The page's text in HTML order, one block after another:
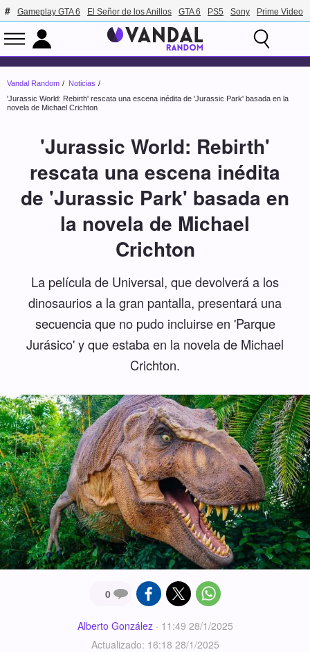
Gameplay GTA 6 El Señor de los Anillos GTA 6 PS5 Sony Prime Video
Vandal Random
Noticias
'Jurassic World: Rebirth' rescata una escena inédita de 'Jurassic Park' basada en la
novela de Michael Crichton
'Jurassic World: Rebirth'
rescata una escena inédita
de 'Jurassic Park' basada en
la novela de Michael
Crichton
La película de Universal, que devolverá a los
dinosaurios a la gran pantalla, presentará una
secuencia que no pudo incluirse en 'Parque
Jurásico' y que estaba en la novela de Michael
Crichton.
0
Alberto González· 11:49 28/1/2025
Actualizado: 16:18 28/1/2025